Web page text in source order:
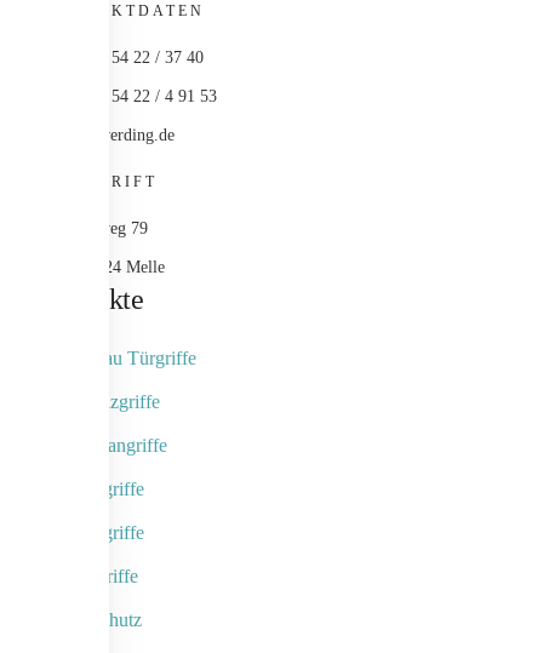
KONTAKTDATEN
+49 (0) 54 22 / 37 40
+49 (0) 54 22 / 4 91 53
info@werding.de
ANSCHRIFT
Maschweg 79
49324 Melle
Produkte
Objektbau Türgriffe
Naturholzgriffe
Fingerscangriffe
Kameragriffe
Schalengriffe
Designgriffe
Rammschutz